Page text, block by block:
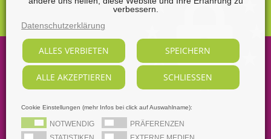
verbessern.
Datenschutzerklärung
ALLES VERBIETEN SPEICHERN
ALLE AKZEPTIEREN SCHLIESSEN
Cookie Einstellungen (mehr Infos bei click auf Auswahlname):
NOTWENDIG
PRÄFERENZEN
2026Sabine Nendel Mediengestalterin.
Alle Rechte vorbehalten, soweit nicht ausdrücklich anders
gekennzeichnet.
AGB Datenschutz
Dezidierter Bildnachweis